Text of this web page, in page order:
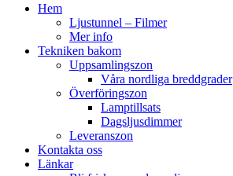
Hem
Ljustunnel – Filmer
Mer info
Tekniken bakom
Uppsamlingszon
Våra nordliga breddgrader
Överföringszon
Lamptillsats
Dagsljusdimmer
Leveranszon
Kontakta oss
Länkar